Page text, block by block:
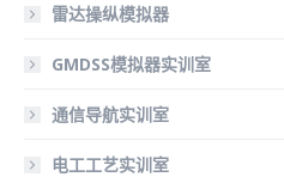
雷达操纵模拟器
GMDSS模拟器实训室
通信导航实训室
电工工艺实训室